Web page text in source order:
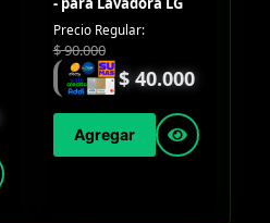
Precio Regular:
$90.000
$ 40.000
Agregar